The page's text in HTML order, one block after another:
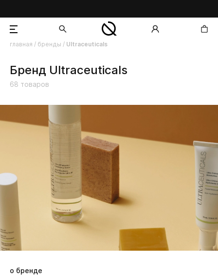
главная / бренды / Ultraceuticals
Бренд Ultraceuticals
68 товаров
о бренде